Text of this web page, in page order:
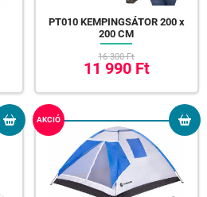
PT010 KEMPINGSÁTOR 200 x
200 CM
16 300 Ft
11 990 Ft
AKCIÓ